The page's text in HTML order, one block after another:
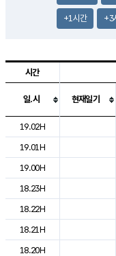
+1시간 +3
도시별 기상실황표로 지
시간
일.시 현재일기
19.02H
19.01H
19.00H
18.23H
18.22H
18.21H
18.20H